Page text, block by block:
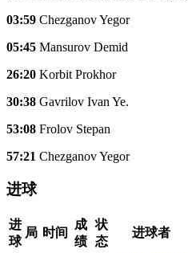
03:59 Chezganov Yegor
05:45 Mansurov Demid
26:20 Korbit Prokhor
30:38 Gavrilov Ivan Ye.
53:08 Frolov Stepan
57:21 Chezganov Yegor
进球
进
球
局 时间
成
绩
状
态
进球者